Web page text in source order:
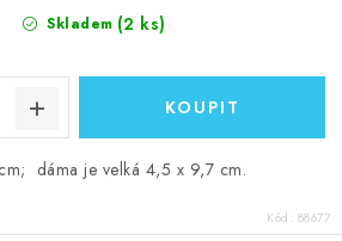
Skladem (2 ks)
dáma je velká 4,5 x 9,7 cm.
Kód: 88677